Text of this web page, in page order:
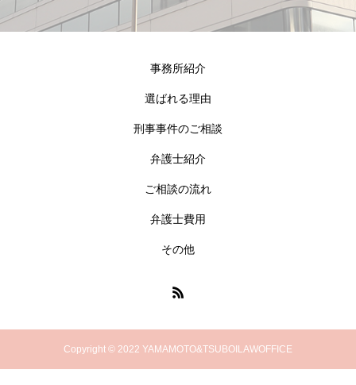
事務所紹介
選ばれる理由
刑事事件のご相談
弁護士紹介
ご相談の流れ
弁護士費用
その他
Copyright © 2022 YAMAMOTO&TSUBOILAWOFFICE